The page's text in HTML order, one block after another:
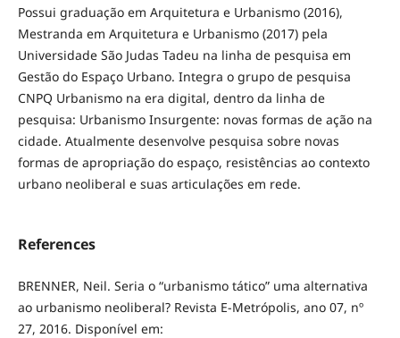
Possui graduação em Arquitetura e Urbanismo (2016),
Mestranda em Arquitetura e Urbanismo (2017) pela
Universidade São Judas Tadeu na linha de pesquisa em
Gestão do Espaço Urbano. Integra o grupo de pesquisa
CNPQ Urbanismo na era digital, dentro da linha de
pesquisa: Urbanismo Insurgente: novas formas de ação na
cidade. Atualmente desenvolve pesquisa sobre novas
formas de apropriação do espaço, resistências ao contexto
urbano neoliberal e suas articulações em rede.
References
BRENNER, Neil. Seria o “urbanismo tático” uma alternativa
ao urbanismo neoliberal? Revista E-Metrópolis, ano 07, nº
27, 2016. Disponível em: